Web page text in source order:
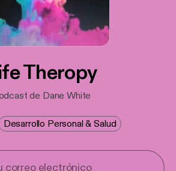
Theropy
de Dane White
Desarrollo Personal & Salud